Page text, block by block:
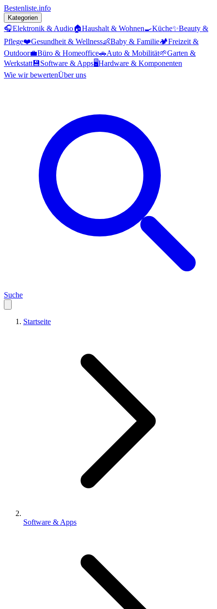
Bestenliste.info
Kategorien
🎧Elektronik & Audio🏠Haushalt & Wohnen🍳Küche✨Beauty &
Pflege❤️Gesundheit & Wellness👶Baby & Familie🏕️Freizeit &
Outdoor💼Büro & Homeoffice🚗Auto & Mobilität🌱Garten &
Werkstatt 💾Software & Apps🖥️Hardware & Komponenten
Wie wir bewertenÜber uns
Suche
Startseite
Software & Apps